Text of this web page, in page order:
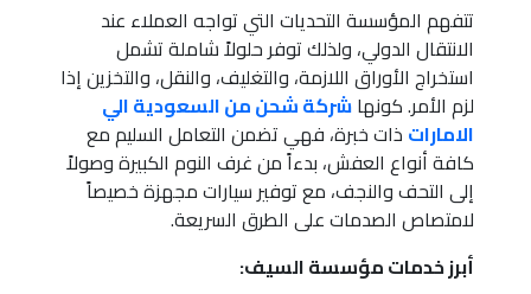
تتفهم المؤسسة التحديات التي تواجه العملاء عند
الانتقال الدولي، ولذلك توفر حلولاً شاملة تشمل
استخراج الأوراق اللازمة، والتغليف، والنقل، والتخزين إذا
لزم الأمر. كونهاشركة شحن من السعودية الي
الامارات ذات خبرة، فهي تضمن التعامل السليم مع
كافة أنواع العفش، بدءاً من غرف النوم الكبيرة وصولاً
إلى التحف والنجف، مع توفير سيارات مجهزة خصيصاً
لامتصاص الصدمات على الطرق السريعة.
أبرز خدمات مؤسسة السيف: